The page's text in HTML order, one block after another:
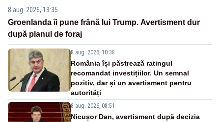
8 aug. 2026, 13:35
Groenlanda îi pune frână lui Trump. Avertisment dur
după planul de foraj
8 aug. 2026, 10:38
România își păstrează ratingul
recomandat investițiilor. Un semnal
pozitiv, dar și un avertisment pentru
autorități
8 aug. 2026, 08:51
Nicușor Dan, avertisment după decizia